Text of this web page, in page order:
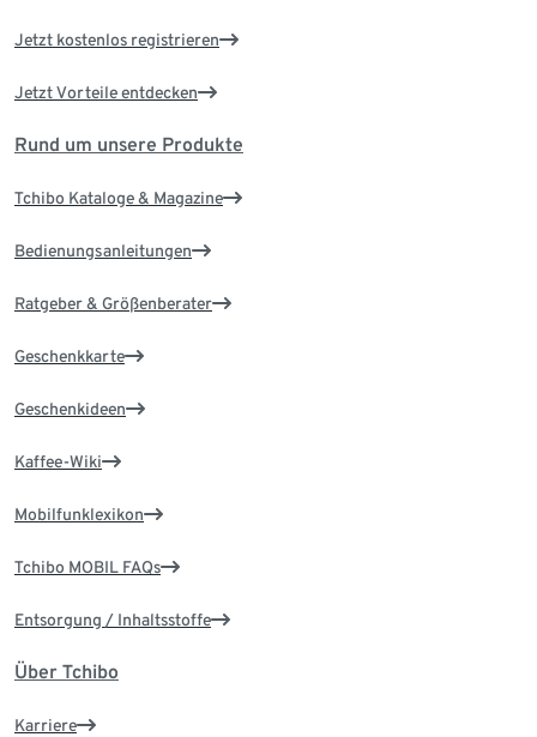
Jetzt kostenlos registrieren
Jetzt Vorteile entdecken
Rund um unsere Produkte
Tchibo Kataloge & Magazine
Bedienungsanleitungen
Ratgeber & Größenberater
Geschenkkarte
Geschenkideen
Kaffee-Wiki
Mobilfunklexikon
Tchibo MOBIL FAQs
Entsorgung / Inhaltsstoffe
Über Tchibo
Karriere